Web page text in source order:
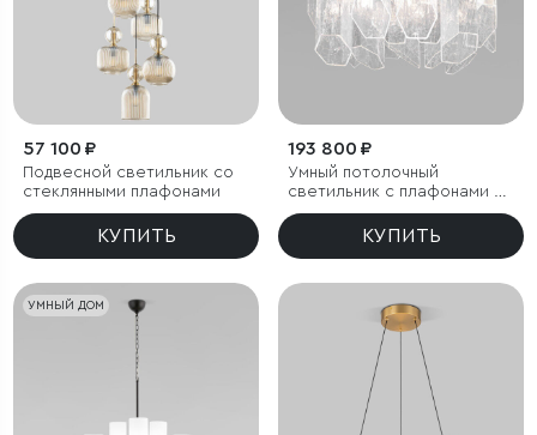
57 100 ₽
Подвесной светильник со
стеклянными плафонами
КУПИТЬ
193 800 ₽
Умный потолочный
светильник с плафонами из
фактурного стекла
КУПИТЬ
УМНЫЙ ДОМ